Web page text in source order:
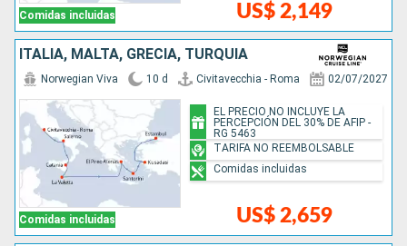
Comidas incluidas US$ 2,149
ITALIA, MALTA, GRECIA, TURQUÍA
Comidas incluidas
Norwegian Viva 10 d Civitavecchia - Roma 02/07/2027
US$ 2,659
EL PRECIO NO INCLUYE LA
PERCEPCIÓN DEL 30% DE AFIP -
RG 5463
TARIFA NO REEMBOLSABLE
Comidas incluidas